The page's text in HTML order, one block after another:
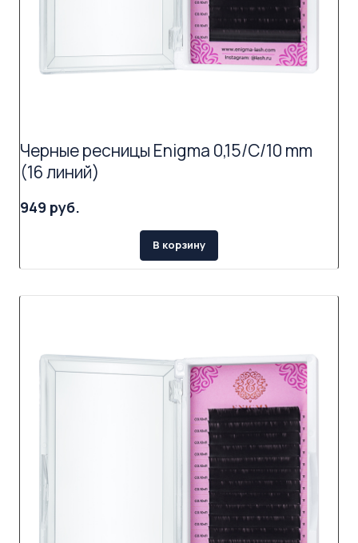
Черные ресницы Enigma 0,15/C/10 mm
(16 линий)
949 руб.
В корзину